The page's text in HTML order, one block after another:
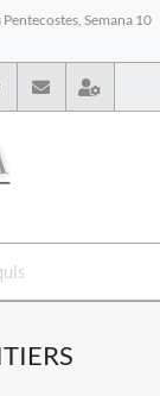
Semana 10